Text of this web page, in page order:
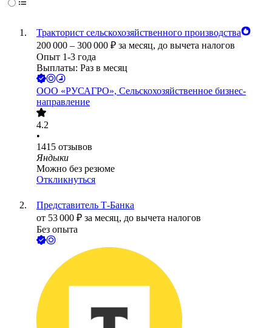
Тракторист сельскохозяйственного производства
200 000 – 300 000 ₽ за месяц, до вычета налогов
Опыт 1-3 года
Выплаты: Раз в месяц
ООО «РУСАГРО», Сельскохозяйственное бизнес-
направление
4.2
•
1415 отзывов
Яндыки
Можно без резюме
Откликнуться
Представитель Т-Банка
от 53 000 ₽ за месяц, до вычета налогов
Без опыта